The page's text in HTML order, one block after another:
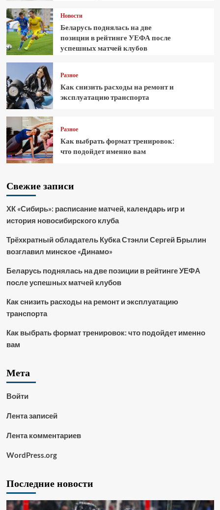
Новости
Беларусь поднялась на две
позиции в рейтинге УЕФА после
успешных матчей клубов
Разное
Как снизить расходы на ремонт и
эксплуатацию транспорта
Разное
Как выбрать формат тренировок:
что подойдет именно вам
Свежие записи
ХК «Сибирь»: расписание матчей, календарь игр и
история новосибирского клуба
Трёхкратный обладатель Кубка Стэнли Сергей Брылин
возглавил минское «Динамо»
Беларусь поднялась на две позиции в рейтинге УЕФА
после успешных матчей клубов
Как снизить расходы на ремонт и эксплуатацию
транспорта
Как выбрать формат тренировок: что подойдет именно
вам
Мета
Войти
Лента записей
Лента комментариев
WordPress.org
Последние новости